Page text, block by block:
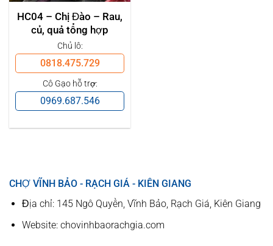
HC04 – Chị Đào – Rau,
củ, quả tổng hợp
Chủ lô:
0818.475.729
Cô Gạo hỗ trợ:
0969.687.546
CHỢ VĨNH BẢO - RẠCH GIÁ - KIÊN GIANG
Địa chỉ: 145 Ngô Quyền, Vĩnh Bảo, Rạch Giá, Kiên Giang
Website: chovinhbaorachgia.com